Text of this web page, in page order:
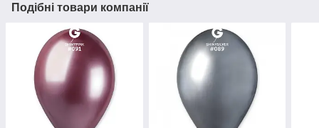
Подібні товари компанії